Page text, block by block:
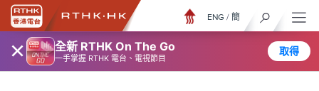
× 全新 RTHK On The Go
一手掌握 RTHK 電台、電視節目
取得
ENG / 簡